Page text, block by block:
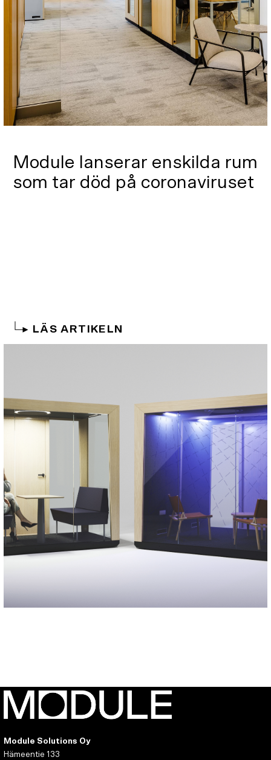
Module lanserar enskilda rum
som tar död på coronaviruset
LÄS ARTIKELN
Module Solutions Oy
Hämeentie 133